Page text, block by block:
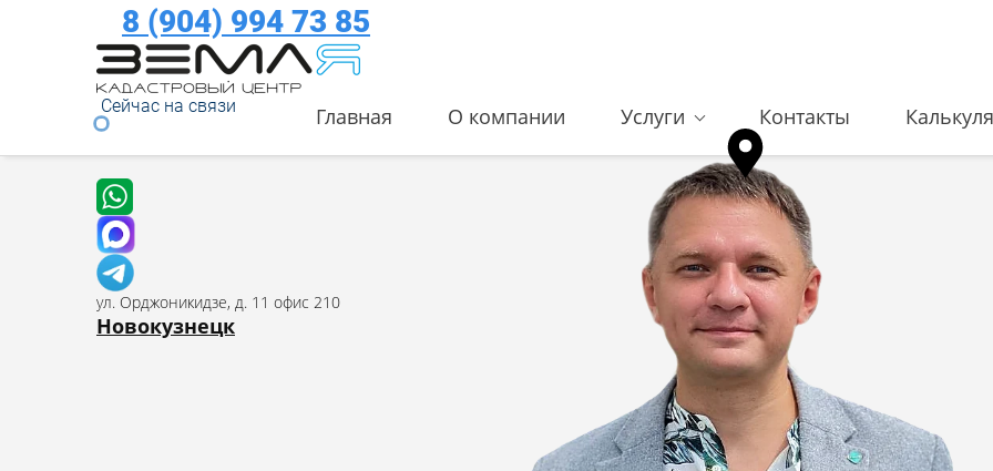
8 (904) 994 73 85
Сейчас на связи
ул. Орджоникидзе, д. 11 офис 210
Новокузнецк
Главная О компании Услуги Контакты